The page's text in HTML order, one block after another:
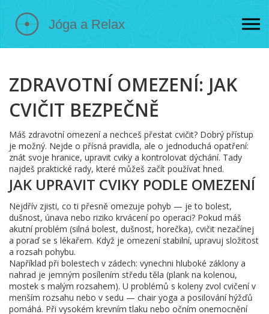
ZDRAVOTNÍ OMEZENÍ: JAK
CVIČIT BEZPEČNĚ
Máš zdravotní omezení a nechceš přestat cvičit? Dobrý přístup
je možný. Nejde o přísná pravidla, ale o jednoduchá opatření:
znát svoje hranice, upravit cviky a kontrolovat dýchání. Tady
najdeš praktické rady, které můžeš začít používat hned.
JAK UPRAVIT CVIKY PODLE OMEZENÍ
Nejdřív zjisti, co ti přesně omezuje pohyb — je to bolest,
dušnost, únava nebo riziko krvácení po operaci? Pokud máš
akutní problém (silná bolest, dušnost, horečka), cvičit nezačínej
a poraď se s lékařem. Když je omezení stabilní, upravuj složitost
a rozsah pohybu.
Například při bolestech v zádech: vynechni hluboké záklony a
nahrad je jemným posílením středu těla (plank na kolenou,
mostek s malým rozsahem). U problémů s koleny zvol cvičení v
menším rozsahu nebo v sedu — chair yoga a posilování hýžďů
pomáhá. Při vysokém krevním tlaku nebo očním onemocnění